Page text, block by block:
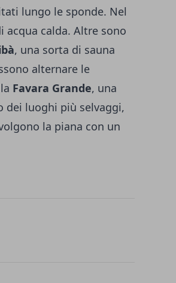
lungo le sponde. Nel
acqua calda. Altre sono
, una sorta di sauna
alternare le
Favara Grande, una
dei luoghi più selvaggi,
la piana con un